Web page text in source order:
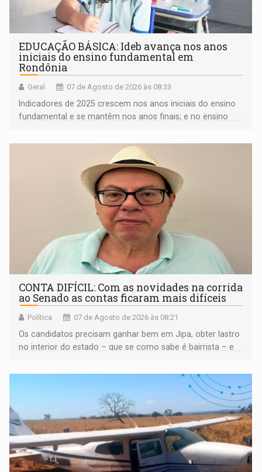
EDUCAÇÃO BÁSICA: Ideb avança nos anos
iniciais do ensino fundamental em
Rondônia
Geral 07 de Agosto de 2026 às 08:33
Indicadores de 2025 crescem nos anos iniciais do ensino
fundamental e se mantêm nos anos finais; e no ensino
CONTA DIFÍCIL: Com as novidades na corrida
ao Senado as contas ficaram mais difíceis
Política 07 de Agosto de 2026 às 08:21
Os candidatos precisam ganhar bem em Jipa, obter lastro
no interior do estado – que se como sabe é bairrista – e
garantir